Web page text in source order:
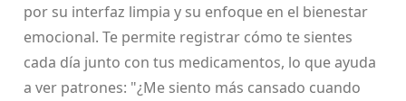
por su interfaz limpia y su enfoque en el bienestar
emocional. Te permite registrar cómo te sientes
cada día junto con tus medicamentos, lo que ayuda
a ver patrones: "¿Me siento más cansado cuando